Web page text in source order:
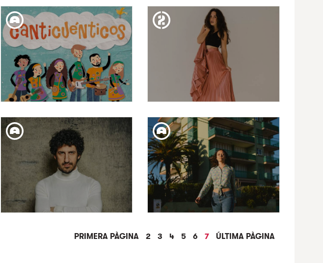
GUS
CAPRICHOS DE APOLO
PRESENTA DA SOUZA:
CONCERT DE COMIAT
CANTICUÉNTICOS | MÚSICA
PARA LAS INFANCIAS
EMPREMTES: CAROLINA
ALABAU
EMPREMTES: MARWÁN RENALDO & CLARA
PRIMERA PÀGINA 2 3 4 5 6 7 ÚLTIMA PÀGINA